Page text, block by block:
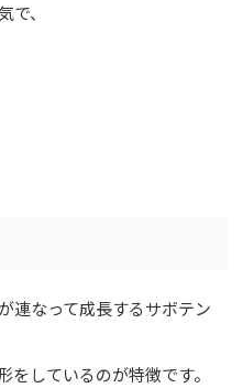
、
連なって成長するサボテン
しているのが特徴です。